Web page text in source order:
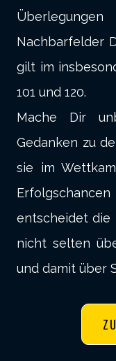
Nachbarfelder
gilt im
101 und 120.
Mache Dir
Gedanken zu
sie im
entscheidet die
nicht selten
und damit über